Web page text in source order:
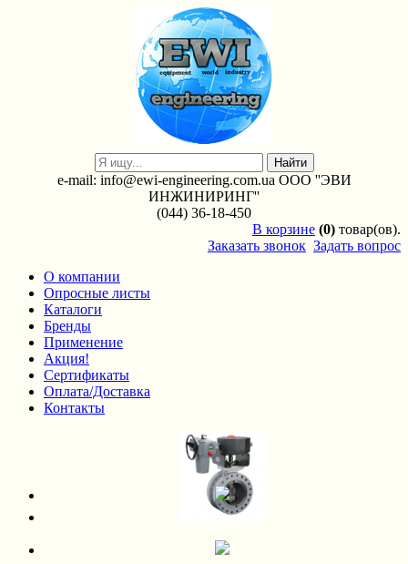
e-mail: info@ewi-engineering.com.ua ООО ''ЭВИ
ИНЖИНИРИНГ''
(044) 36-18-450
В корзине (0) товар(ов).
Заказать звонок Задать вопрос
О компании
Опросные листы
Каталоги
Бренды
Применение
Акция!
Сертификаты
Оплата/Доставка
Контакты